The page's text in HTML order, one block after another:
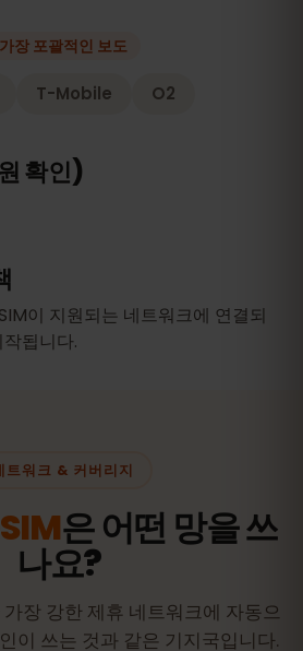
가장 포괄적인 보도
T-Mobile O2
확인)
이 지원되는 네트워크에 연결되
됩니다.
트워크 & 커버리지
은 어떤 망을 쓰
나요?
장 강한 제휴 네트워크에 자동으
이 쓰는 것과 같은 기지국입니다.